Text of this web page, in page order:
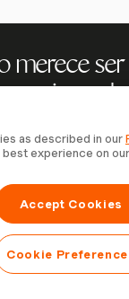
merece
70.000 empresas
y cobran más
se configura
Prueba Harvest
as described in our
experience on
Accept Cookies
Cookie